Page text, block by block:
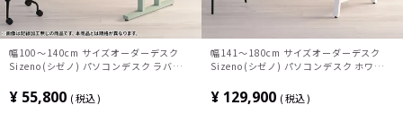
幅100～140cm サイズオーダーデスク
Sizeno(シゼノ) パソコンデスク ラバーウ
木 パソコンデスク 切り欠き オフィスデス
ク テレワークデスク 勉強机 おしゃれ 北
¥ 55,800 税込
幅141～180cm サイズオーダーデスク
Sizeno(シゼノ) パソコンデスク ホワイト
然木 パソコンデスク 配線穴 オフィスデス
ク テレワークデスク 勉強机 おしゃれ ウ
¥ 129,900 税込